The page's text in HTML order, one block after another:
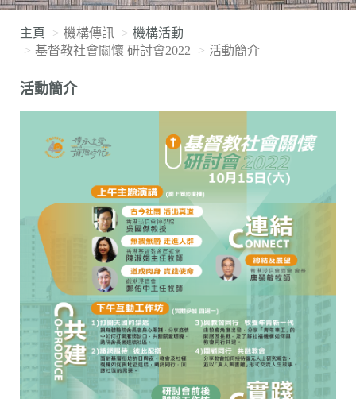
v
o
主頁 機構傳訊
機構活動
基督教社會關懷 研討會2022
活動簡介
活動簡介